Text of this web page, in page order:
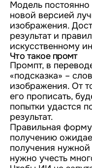
Модель
новой версией
изображения.
результат и
искусственному
Что такое промт
Промпт, в
«подсказка» –
изображения. От
его прописать,
попытки удастся
результат.
Правильная
получению
получения
нужно учесть